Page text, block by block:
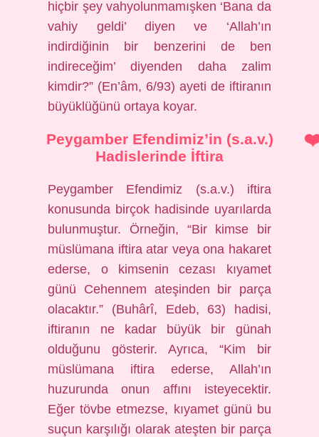
hiçbir şey vahyolunmamışken ‘Bana da
vahiy geldi’ diyen ve ‘Allah’ın
indirdiğinin bir benzerini de ben
indireceğim’ diyenden daha zalim
kimdir?” (En’âm, 6/93) ayeti de iftiranın
büyüklüğünü ortaya koyar.
Peygamber Efendimiz’in (s.a.v.)
Hadislerinde İftira
Peygamber Efendimiz (s.a.v.) iftira
konusunda birçok hadisinde uyarılarda
bulunmuştur. Örneğin, “Bir kimse bir
müslümana iftira atar veya ona hakaret
ederse, o kimsenin cezası kıyamet
günü Cehennem ateşinden bir parça
olacaktır.” (Buhârî, Edeb, 63) hadisi,
iftiranın ne kadar büyük bir günah
olduğunu gösterir. Ayrıca, “Kim bir
müslümana iftira ederse, Allah’ın
huzurunda onun affını isteyecektir.
Eğer tövbe etmezse, kıyamet günü bu
suçun karşılığı olarak ateşten bir parça